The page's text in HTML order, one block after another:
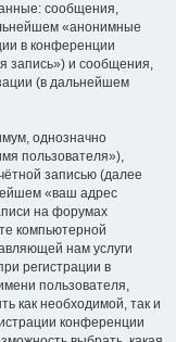
сообщения,
«анонимные
в конференции
запись») и сообщения,
(в дальнейшем
однозначно
пользователя»),
записью (далее
«ваш адрес
на форумах
компьютерной
нам услуги
регистрации в
пользователя,
как необходимой, так и
конференции